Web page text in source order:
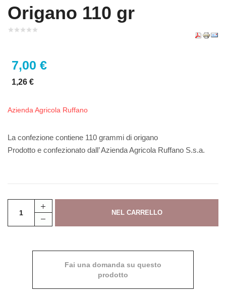
Origano 110 gr
7,00 €
1,26 €
Azienda Agricola Ruffano
La confezione contiene 110 grammi di origano
Prodotto e confezionato dall’ Azienda Agricola Ruffano S.s.a.
Fai una domanda su questo
prodotto